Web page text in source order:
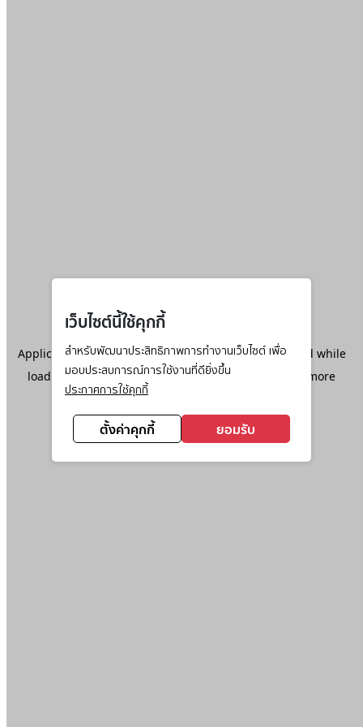
เว็บไซต์นี้ใช้คุกกี้
สำหรับพัฒนาประสิทธิภาพการทำงานเว็บไซต์ เพื่อ
มอบประสบการณ์การใช้งานที่ดียิ่งขึ้น
ประกาศการใช้คุกกี้
ตั้งค่าคุกกี้ ยอมรับ
Application error: aclient-side exception has occurred while
loadingwww.ktc.co.th(see the browser console
for more
information).